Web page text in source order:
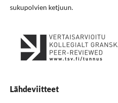
sukupolvien ketjuun.
Lähdeviitteet